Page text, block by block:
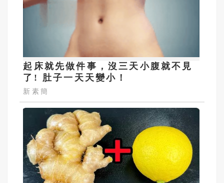
起床就先做件事，沒三天小腹就不見
了! 肚子一天天變小！
新素簡